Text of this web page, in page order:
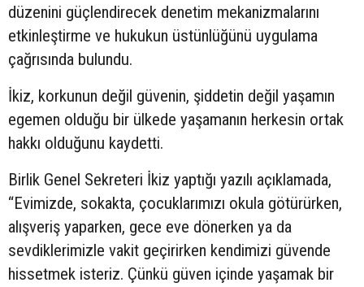
düzenini güçlendirecek denetim mekanizmalarını
etkinleştirme ve hukukun üstünlüğünü uygulama
çağrısında bulundu.
İkiz, korkunun değil güvenin, şiddetin değil yaşamın
egemen olduğu bir ülkede yaşamanın herkesin ortak
hakkı olduğunu kaydetti.
Birlik Genel Sekreteri İkiz yaptığı yazılı açıklamada,
“Evimizde, sokakta, çocuklarımızı okula götürürken,
alışveriş yaparken, gece eve dönerken ya da
sevdiklerimizle vakit geçirirken kendimizi güvende
hissetmek isteriz. Çünkü güven içinde yaşamak bir